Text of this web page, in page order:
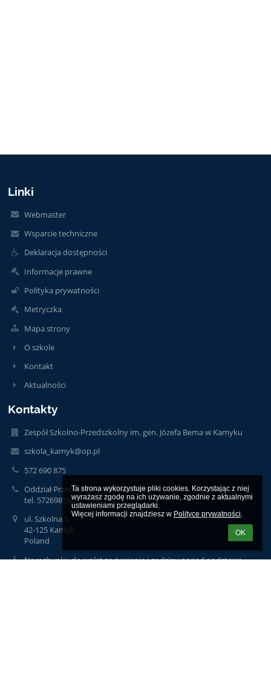
Ta strona wykorzystuje pliki cookies. Korzystając z niej
wyrażasz zgodę na ich używanie, zgodnie z aktualnymi
ustawieniami przeglądarki.
Więcej informacji znajdziesz w Polityce prywatności.
OK
Linki
Webmaster
Wsparcie techniczne
Deklaracja dostępności
Informacje prawne
Polityka prywatności
Metryczka
Mapa strony
O szkole
Kontakt
Aktualności
Kontakty
Zespół Szkolno-Przedszkolny im. gen. Józefa Bema w Kamyku
szkola_kamyk@op.pl
572 690 875
Oddział Przedszkolny w Nowej Wsi
tel. 572698588
ul. Szkolna 5
42-125 Kamyk
Poland
Nr rachunku do wpłat za żywienie i godziny ponad podstawę